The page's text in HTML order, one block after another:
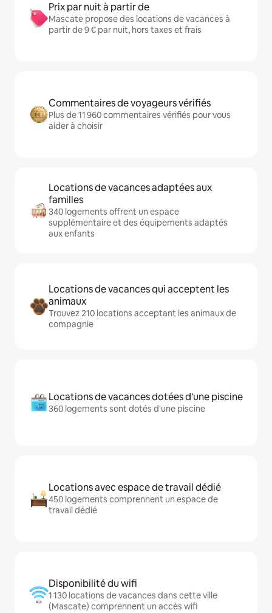
Prix par nuit à partir de
Mascate propose des locations de vacances à
partir de 9 € par nuit, hors taxes et frais
Commentaires de voyageurs vérifiés
Plus de 11 960 commentaires vérifiés pour vous
aider à choisir
Locations de vacances adaptées aux
familles
340 logements offrent un espace
supplémentaire et des équipements adaptés
aux enfants
Locations de vacances qui acceptent les
animaux
Trouvez 210 locations acceptant les animaux de
compagnie
Locations de vacances dotées d'une piscine
360 logements sont dotés d'une piscine
Locations avec espace de travail dédié
450 logements comprennent un espace de
travail dédié
Disponibilité du wifi
1 130 locations de vacances dans cette ville
(Mascate) comprennent un accès wifi